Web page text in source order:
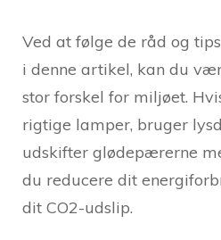
Ved at følge de råd og
i denne artikel, kan du
stor forskel for miljøet.
rigtige lamper, bruger
udskifter glødepærerne
du reducere dit
dit CO2-udslip.